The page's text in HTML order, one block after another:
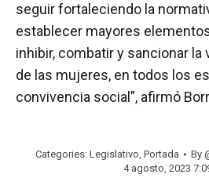
seguir fortaleciendo la
establecer mayores
inhibir, combatir y sancionar la
de las mujeres, en todos los
convivencia social”, afirmó
Categories: Legislativo, Portada By
4 agosto, 2023